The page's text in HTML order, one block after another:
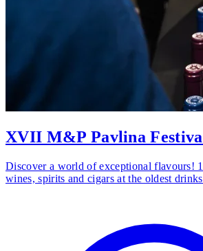
XVII M&P Pavlina
Discover a world of exceptional flavours!
wines, spirits and cigars at the oldest